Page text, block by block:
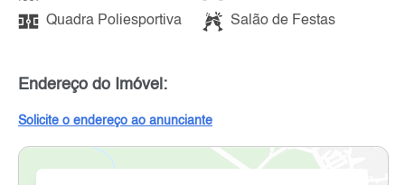
Quadra Poliesportiva Salão de Festas
Endereço do Imóvel:
Solicite o endereço ao anunciante